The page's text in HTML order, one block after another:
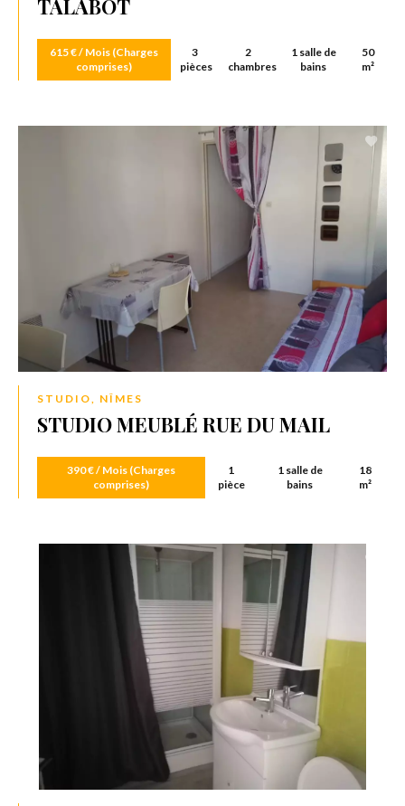
TALABOT
615 € / Mois (Charges
comprises)
3
pièces
2
chambres
1 salle de
bains
50
m²
STUDIO, NÎMES
STUDIO MEUBLÉ RUE DU MAIL
390 € / Mois (Charges
comprises)
1
pièce
1 salle de
bains
18
m²